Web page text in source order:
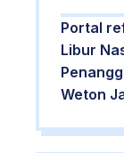
Portal
Libur
Weton